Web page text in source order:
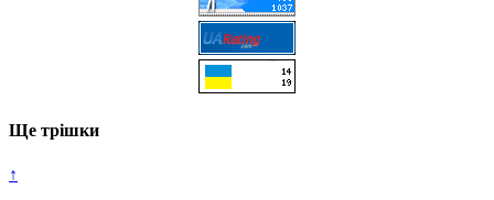
Ще трішки
↑